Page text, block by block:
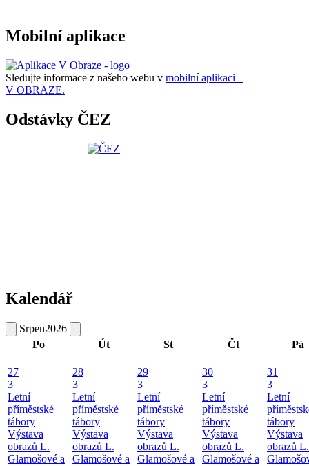
Mobilní aplikace
Sledujte informace z našeho webu v mobilní aplikaci –
V OBRAZE.
Odstávky ČEZ
Kalendář
Srpen2026
Po
Út St Čt Pá
27
3
Letní
příměstské
tábory
Výstava
obrazů L.
Glamošové a
28
3
Letní
příměstské
tábory
Výstava
obrazů L.
Glamošové a
29
3
Letní
příměstské
tábory
Výstava
obrazů L.
Glamošové a
30
3
Letní
příměstské
tábory
Výstava
obrazů L.
Glamošové a
31
3
Letní
tábory
Výstava
obrazů L.